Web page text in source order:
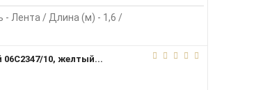
- Лента / Длина (м) - 1,6 /
10, желтый...